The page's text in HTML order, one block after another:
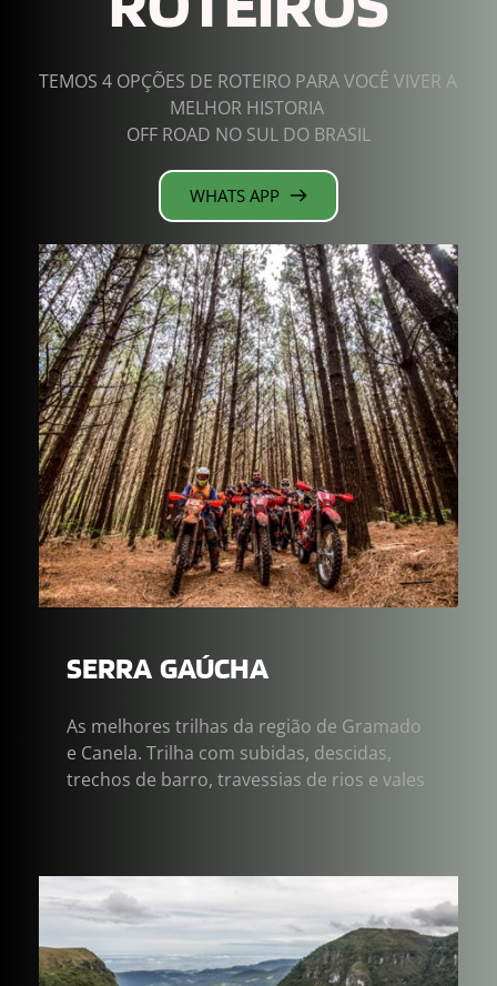
TEMOS 4 OPÇÕES DE ROTEIRO PARA VOCÊ VIVER A
MELHOR HISTORIA
OFF ROAD NO SUL DO BRASIL
WHATS APP
SERRA  GAÚCHA
As melhores trilhas da região de Gramado
e Canela. Trilha com subidas, descidas,
trechos de barro, travessias de rios e vales